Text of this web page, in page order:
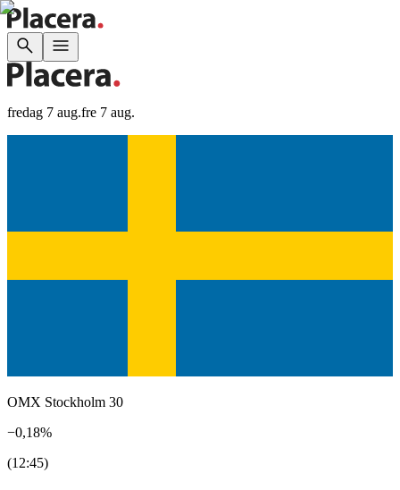
fredag 7 aug.fre 7 aug.
OMX Stockholm 30
−0,18%
(12:45)